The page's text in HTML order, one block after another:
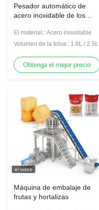
Pesador automático de
acero inoxidable de los
El material:: Acero inoxidable
Volumen de la tolva:: 1.6L / 2.5L
Obtenga el mejor precio
el video
Máquina de embalaje de
frutas y hortalizas